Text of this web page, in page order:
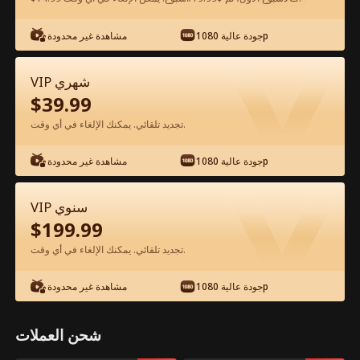
شاهد مجانًا في التطبيق
0-49 50-75
45 46 47 48
مشاهدة غير محدودة جودة عالية 1080p
VIP شهري
$39.99
تجديد تلقائي. يمكنك الإلغاء في أي وقت.
مشاهدة غير محدودة جودة عالية 1080p
VIP سنوي
$199.99
تجديد تلقائي. يمكنك الإلغاء في أي وقت.
مشاهدة غير محدودة جودة عالية 1080p
شحن العملات